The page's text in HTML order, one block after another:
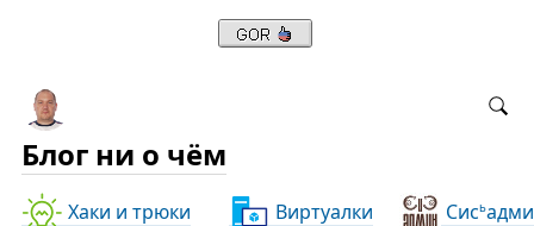
Блог ни о чём
Хаки и трюки Виртуалки Сись